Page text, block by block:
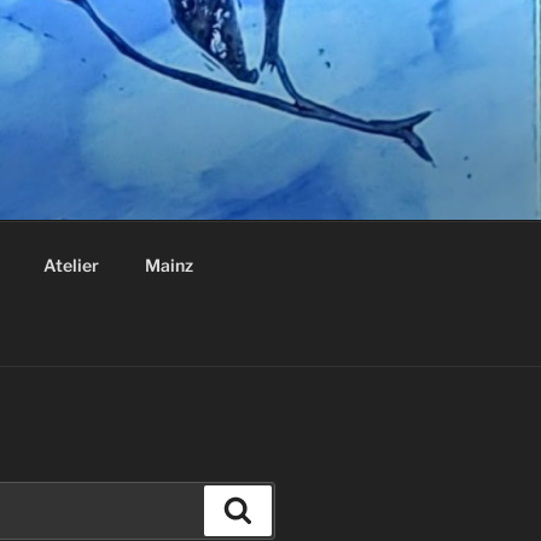
Atelier Mainz